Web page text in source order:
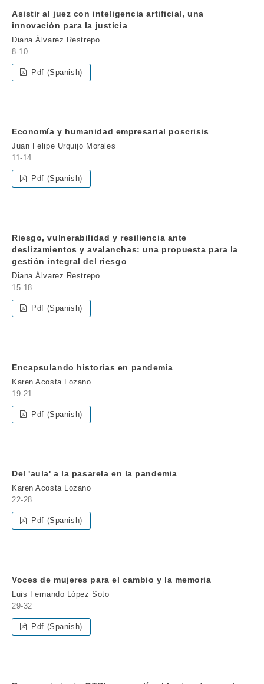
Asistir al juez con inteligencia artificial, una
innovación para la justicia
Diana Álvarez Restrepo
8-10
Pdf (Spanish)
Economía y humanidad empresarial poscrisis
Juan Felipe Urquijo Morales
11-14
Pdf (Spanish)
Riesgo, vulnerabilidad y resiliencia ante
deslizamientos y avalanchas: una propuesta para la
gestión integral del riesgo
Diana Álvarez Restrepo
15-18
Pdf (Spanish)
Encapsulando historias en pandemia
Karen Acosta Lozano
19-21
Pdf (Spanish)
Del 'aula' a la pasarela en la pandemia
Karen Acosta Lozano
22-28
Pdf (Spanish)
Voces de mujeres para el cambio y la memoria
Luis Fernando López Soto
29-32
Pdf (Spanish)